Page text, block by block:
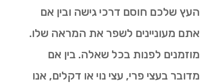
העץ שלכם חוסם דרכי גישה ובין אם
אתם מעוניינים לשפר את המראה שלו.
מוזמנים לפנות בכל שאלה. בין אם
מדובר בעצי פרי, עצי נוי או דקלים, אנו